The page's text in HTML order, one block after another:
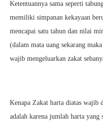
Ketentuannya sama seperti
memiliki simpanan kekayaan
mencapai satu tahun dan nilai
(dalam mata uang sekarang
wajib mengeluarkan zakat
Kenapa Zakat harta diatas wajib
adalah karena jumlah harta